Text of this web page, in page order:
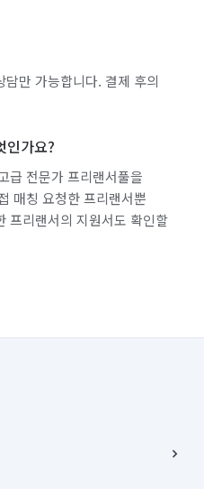
만 가능합니다. 결제 후의
인가요?
급 전문가 프리랜서풀을
매칭 요청한 프리랜서뿐
프리랜서의 지원서도 확인할